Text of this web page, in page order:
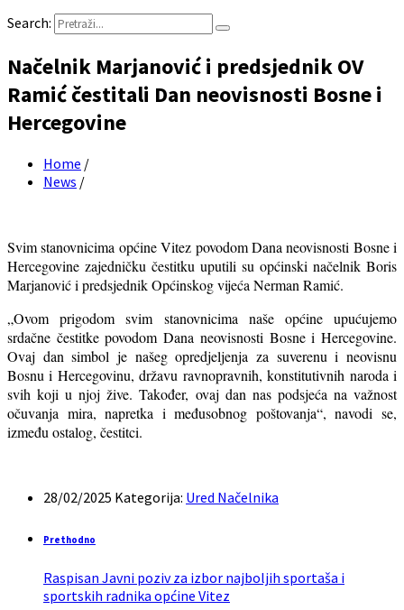
Search:
Načelnik Marjanović i predsjednik OV
Ramić čestitali Dan neovisnosti Bosne i
Hercegovine
Home /
News /
Svim stanovnicima općine Vitez povodom Dana neovisnosti Bosne i
Hercegovine zajedničku čestitku uputili su općinski načelnik Boris
Marjanović i predsjednik Općinskog vijeća Nerman Ramić.
„Ovom prigodom svim stanovnicima naše općine upućujemo
srdačne čestitke povodom Dana neovisnosti Bosne i Hercegovine.
Ovaj dan simbol je našeg opredjeljenja za suverenu i neovisnu
Bosnu i Hercegovinu, državu ravnopravnih, konstitutivnih naroda i
svih koji u njoj žive. Također, ovaj dan nas podsjeća na važnost
očuvanja mira, napretka i međusobnog poštovanja“, navodi se,
između ostalog, čestitci.
28/02/2025 Kategorija: Ured Načelnika
Prethodno
Raspisan Javni poziv za izbor najboljih sportaša i
sportskih radnika općine Vitez